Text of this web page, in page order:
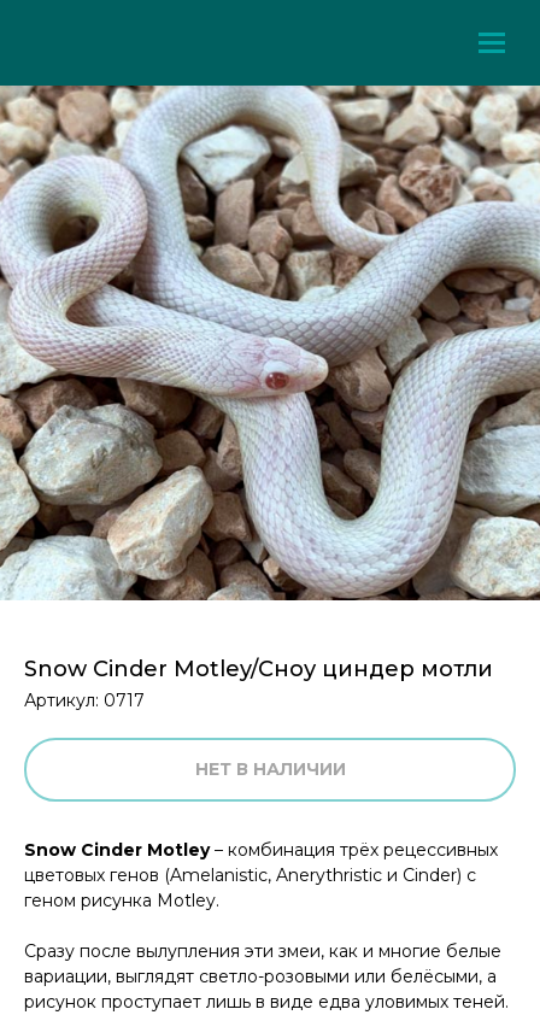
Snow Cinder Motley/Сноу циндер мотли
Артикул: 0717
НЕТ В НАЛИЧИИ
Snow Cinder Motley– комбинация трёх рецессивных
цветовых генов (Amelanistic, Anerythristic и Cinder) с
геном рисунка Motley.
Сразу после вылупления эти змеи, как и многие белые
вариации, выглядят светло-розовыми или белёсыми, а
рисунок проступает лишь в виде едва уловимых теней.